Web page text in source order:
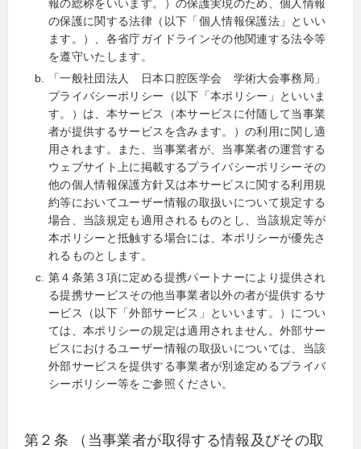
報の総称をいいます。）の保護実現のため、個人情報
の保護に関する法律（以下「個人情報保護法」といい
ます。）、各省庁ガイドラインその他関連する法令等
を遵守いたします。
「一般社団法人 日本口腔医学会 学術大会事務局」
プライバシーポリシー（以下「本ポリシー」といいま
す。）は、本サービス（本サービスに付随して当事業
者が提供するサービスを含みます。）の利用に関し適
用されます。また、当事業者が、当事業者の運営する
ウェブサイト上に掲載するプライバシーポリシーその
他の個人情報保護方針又は本サービスに関する利用規
約等においてユーザー情報の取扱いについて規定する
場合、当該規定も適用されるものとし、当該規定等が
本ポリシーと抵触する場合には、本ポリシーが優先さ
れるものとします。
第４条第３項に定める提携パートナーにより提供され
る提携サービスその他当事業者以外の者が提供するサ
ービス（以下「外部サービス」といいます。）につい
ては、本ポリシーの規定は適用されません。外部サー
ビスにおけるユーザー情報の取扱いについては、当該
外部サービスを提供する事業者が別途定めるプライバ
シーポリシー等をご参照ください。
第２条 （当事業者が取得する情報及びその取